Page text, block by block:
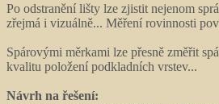
Po odstranění lišty lze zjistit nejenom
zřejmá i vizuálně... Měření rovinnosti
Spárovými měrkami lze přesně změřit
kvalitu položení podkladních vrstev...
Návrh na řešení: